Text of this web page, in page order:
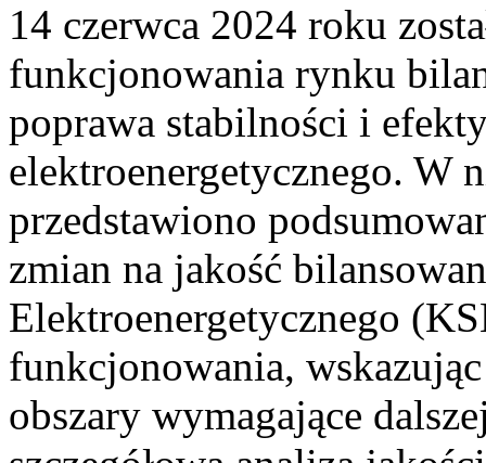
14 czerwca 2024 roku
funkcjonowania rynku
poprawa stabilności i
elektroenergetycznego. W
przedstawiono
zmian na jakość
Elektroenergetycznego
funkcjonowania,
obszary wymagające